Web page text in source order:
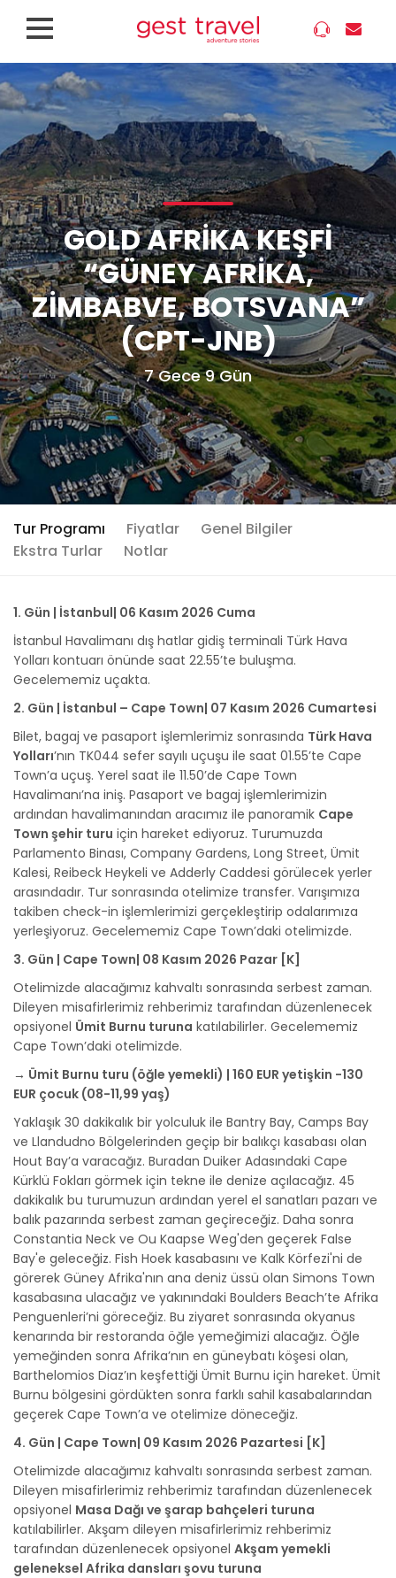
GOLD AFRIKA KEŞFI
“GÜNEY AFRIKA,
ZIMBABVE, BOTSVANA”
(CPT-JNB)
7 Gece 9 Gün
Tur Programı Fiyatlar
Genel Bilgiler
Ekstra Turlar
Notlar
1. Gün | İstanbul| 06 Kasım 2026 Cuma
İstanbul Havalimanı dış hatlar gidiş terminali Türk Hava
Yolları kontuarı önünde saat 22.55’te buluşma.
Gecelememiz uçakta.
2. Gün | İstanbul – Cape Town| 07 Kasım 2026 Cumartesi
Bilet, bagaj ve pasaport işlemlerimiz sonrasında Türk Hava
Yolları’nın TK044 sefer sayılı uçuşu ile saat 01.55’te Cape
Town’a uçuş. Yerel saat ile 11.50’de Cape Town
Havalimanı’na iniş. Pasaport ve bagaj işlemlerimizin
ardından havalimanından aracımız ile panoramik Cape
Town şehir turu için hareket ediyoruz. Turumuzda
Parlamento Binası, Company Gardens, Long Street, Ümit
Kalesi, Reibeck Heykeli ve Adderly Caddesi görülecek yerler
arasındadır. Tur sonrasında otelimize transfer. Varışımıza
takiben check-in işlemlerimizi gerçekleştirip odalarımıza
yerleşiyoruz. Gecelememiz Cape Town’daki otelimizde.
3. Gün | Cape Town| 08 Kasım 2026 Pazar [K]
Otelimizde alacağımız kahvaltı sonrasında serbest zaman.
Dileyen misafirlerimiz rehberimiz tarafından düzenlenecek
opsiyonel Ümit Burnu turuna katılabilirler. Gecelememiz
Cape Town’daki otelimizde.
→ Ümit Burnu turu (öğle yemekli) | 160 EUR yetişkin -130
EUR çocuk (08-11,99 yaş)
Yaklaşık 30 dakikalık bir yolculuk ile Bantry Bay, Camps Bay
ve Llandudno Bölgelerinden geçip bir balıkçı kasabası olan
Hout Bay’a varacağız. Buradan Duiker Adasındaki Cape
Kürklü Fokları görmek için tekne ile denize açılacağız. 45
dakikalık bu turumuzun ardından yerel el sanatları pazarı ve
balık pazarında serbest zaman geçireceğiz. Daha sonra
Constantia Neck ve Ou Kaapse Weg'den geçerek False
Bay'e geleceğiz. Fish Hoek kasabasını ve Kalk Körfezi'ni de
görerek Güney Afrika'nın ana deniz üssü olan Simons Town
kasabasına ulacağız ve yakınındaki Boulders Beach’te Afrika
Penguenleri’ni göreceğiz. Bu ziyaret sonrasında okyanus
kenarında bir restoranda öğle yemeğimizi alacağız. Öğle
yemeğinden sonra Afrika’nın en güneybatı köşesi olan,
Barthelomios Diaz’ın keşfettiği Ümit Burnu için hareket. Ümit
Burnu bölgesini gördükten sonra farklı sahil kasabalarından
geçerek Cape Town’a ve otelimize döneceğiz.
4. Gün | Cape Town| 09 Kasım 2026 Pazartesi [K]
Otelimizde alacağımız kahvaltı sonrasında serbest zaman.
Dileyen misafirlerimiz rehberimiz tarafından düzenlenecek
opsiyonel Masa Dağı ve şarap bahçeleri turuna
katılabilirler. Akşam dileyen misafirlerimiz rehberimiz
tarafından düzenlenecek opsiyonel Akşam yemekli
geleneksel Afrika dansları şovu turuna